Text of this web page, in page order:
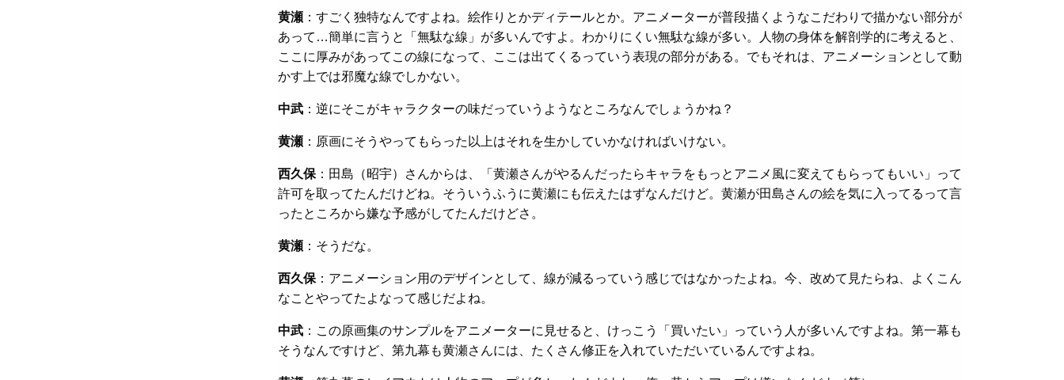
黄瀬 ：すごく独特なんですよね。絵作りとかディテールとか。アニメーターが普段描くようなこだわりで描かない部分が
あって…簡単に言うと「無駄な線」が多いんですよ。わかりにくい無駄な線が多い。人物の身体を解剖学的に考えると、
ここに厚みがあってこの線になって、ここは出てくるっていう表現の部分がある。でもそれは、アニメーションとして動
かす上では邪魔な線でしかない。
中武 ：逆にそこがキャラクターの味だっていうようなところなんでしょうかね？
黄瀬 ：原画にそうやってもらった以上はそれを生かしていかなければいけない。
西久保 ：田島（昭宇）さんからは、「黄瀬さんがやるんだったらキャラをもっとアニメ風に変えてもらってもいい」って
許可を取ってたんだけどね。そういうふうに黄瀬にも伝えたはずなんだけど。黄瀬が田島さんの絵を気に入ってるって言
ったところから嫌な予感がしてたんだけどさ。
黄瀬 ：そうだな。
西久保 ：アニメーション用のデザインとして、線が減るっていう感じではなかったよね。今、改めて見たらね、よくこん
なことやってたよなって感じだよね。
中武 ：この原画集のサンプルをアニメーターに見せると、けっこう「買いたい」っていう人が多いんですよね。第一幕も
そうなんですけど、第九幕も黄瀬さんには、たくさん修正を入れていただいているんですよね。